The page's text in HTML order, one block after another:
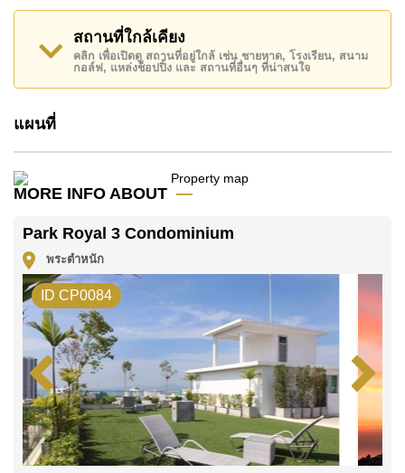
คนเดิน , เอเชีย 9 หลุม กอล์ฟ , รพ.กรุงเทพพัทยา, โรง
พยาบาลเมืองพัทยา
อสังหาริมทรัพย์นี้มีไว้สำหรับขายในราคา ฿ 1,750,000
บาท คิดเป็น ฿ 40,064 บาทต่อตารางเมตร และยังมีให้เช่า
ในราคา ฿ 17,000 บาท
มัดจำ 2 เดือน ก่อนเข้าอยู่อาศัย
บริษัท โดยมี ค่าโอนคนละครึ่ง
ค้นพบโอกาสในการทำให้ที่อยู่อาศัยนี้เป็นบ้านในฝันของ
คุณ!
ติดต่อ Cornerstone Real Estate โทร +6638411250
หรือ อีเมลinfo@cornerstone.co.th
WhatsApp ของสำนักงาน:+66807945904และ LINE:
@cornerstonepattaya
สถานที่ใกล้เคียง
คลิก เพื่อเปิดดู สถานที่อยู่ใกล้ เช่น ชายหาด, โรงเรียน, สนาม
กอล์ฟ, แหล่งช็อปปิ้ง และ สถานที่อื่นๆ ที่น่าสนใจ
แผนที่
MORE INFO ABOUT
Park Royal 3 Condominium
พระตำหนัก
ID CP0084